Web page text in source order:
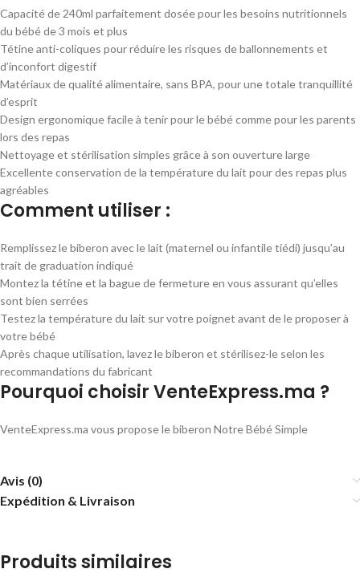
Capacité de 240ml parfaitement dosée pour les besoins nutritionnels
du bébé de 3 mois et plus
Tétine anti-coliques pour réduire les risques de ballonnements et
d’inconfort digestif
Matériaux de qualité alimentaire, sans BPA, pour une totale tranquillité
d’esprit
Design ergonomique facile à tenir pour le bébé comme pour les parents
lors des repas
Nettoyage et stérilisation simples grâce à son ouverture large
Excellente conservation de la température du lait pour des repas plus
agréables
Comment utiliser :
Remplissez le biberon avec le lait (maternel ou infantile tiédi) jusqu’au
trait de graduation indiqué
Montez la tétine et la bague de fermeture en vous assurant qu’elles
sont bien serrées
Testez la température du lait sur votre poignet avant de le proposer à
votre bébé
Après chaque utilisation, lavez le biberon et stérilisez-le selon les
recommandations du fabricant
Pourquoi choisir VenteExpress.ma ?
VenteExpress.ma vous propose le biberon Notre Bébé Simple
Avis (0)
Expédition & Livraison
Produits similaires